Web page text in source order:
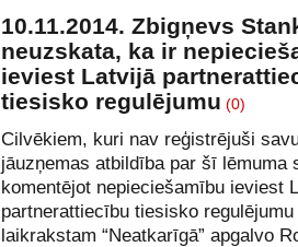
10.11.2014. Zbigņevs
neuzskata, ka ir
ieviest Latvijā
tiesisko regulējumu (0)
Cilvēkiem, kuri nav reģistrējuši
jāuzņemas atbildība par šī lēmuma
komentējot nepieciešamību ieviest
partnerattiecību tiesisko regulējumu
laikrakstam “Neatkarīgā” apgalvo